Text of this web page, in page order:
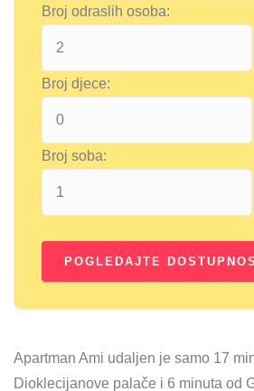
Broj odraslih osoba:
Broj djece:
Broj soba:
Apartman Ami udaljen je samo 17
Dioklecijanove palače i 6 minuta od